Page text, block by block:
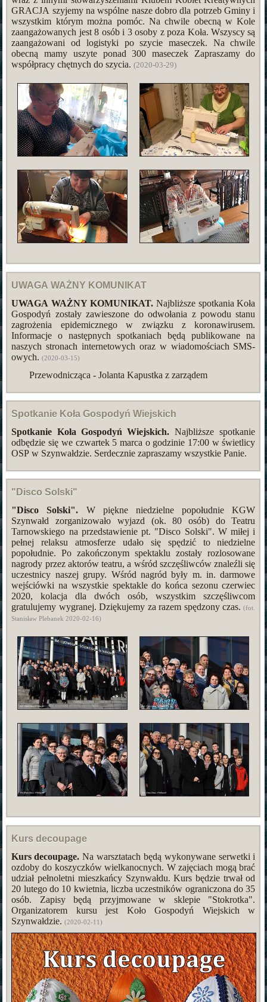
GRACJA szyjemy na wspólne nasze dobro dla potrzeb Gminy i
wszystkim którym można pomóc. Na chwile obecną w Kole
zaangażowanych jest 8 osób i 3 osoby z poza Koła. Wszyscy są
zaangażowani od logistyki po szycie maseczek. Na chwile
obecną mamy uszyte ponad 300 maseczek Zapraszamy do
współpracy chętnych do szycia.(2020-03-29)
UWAGA WAŻNY KOMUNIKAT
UWAGA WAŻNY KOMUNIKAT. Najbliższe spotkania Koła
Gospodyń zostały zawieszone do odwołania z powodu stanu
zagrożenia epidemicznego w związku z koronawirusem.
Informacje o następnych spotkaniach będą publikowane na
naszych stronach internetowych oraz w wiadomościach SMS-
owych.(2020-03-15)
Przewodnicząca - Jolanta Kapustka z zarządem
Spotkanie Koła Gospodyń Wiejskich
Spotkanie Koła Gospodyń Wiejskich. Najbliższe spotkanie
odbędzie się we czwartek 5 marca o godzinie 17:00 w świetlicy
OSP w Szynwałdzie. Serdecznie zapraszamy wszystkie Panie.
"Disco Solski"
"Disco Solski". W piękne niedzielne popołudnie KGW
Szynwałd zorganizowało wyjazd (ok. 80 osób) do Teatru
Tarnowskiego na przedstawienie pt. "Disco Solski". W miłej i
pełnej relaksu atmosferze udało się spędzić to niedzielne
popołudnie. Po zakończonym spektaklu zostały rozlosowane
nagrody przez aktorów teatru, a wśród szczęśliwców znaleźli się
uczestnicy naszej grupy. Wśród nagród były m. in. darmowe
wejściówki na wszystkie spektakle do końca sezonu czerwiec
2020, kolacja dla dwóch osób, wszystkim szczęśliwcom
gratulujemy wygranej. Dziękujemy za razem spędzony czas.(fot.
Stanisław Plebanek 2020-02-16)
Kurs decoupage
Kurs decoupage. Na warsztatach będą wykonywane serwetki i
ozdoby do koszyczków wielkanocnych. W zajęciach mogą brać
udział pełnoletni mieszkańcy Szynwałdu. Kurs będzie trwał od
20 lutego do 10 kwietnia, liczba uczestników ograniczona do 35
osób. Zapisy będą przyjmowane w sklepie "Stokrotka".
Organizatorem kursu jest Koło Gospodyń Wiejskich w
Szynwałdzie.(2020-02-11)